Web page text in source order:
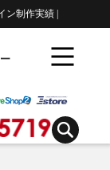
制作実績 |